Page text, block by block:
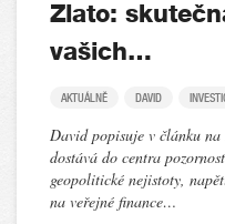
Zlato:
vašich…
AKTUÁLNĚ DAVID
David popisuje v článku
dostává do centra
geopolitické nejistoty,
na veřejné finance…